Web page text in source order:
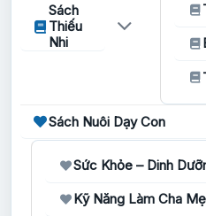
Sách
Thiếu
Nhi
Sách Nuôi Dạy Con
Sức Khỏe – Dinh
Kỹ Năng Làm Cha Mẹ